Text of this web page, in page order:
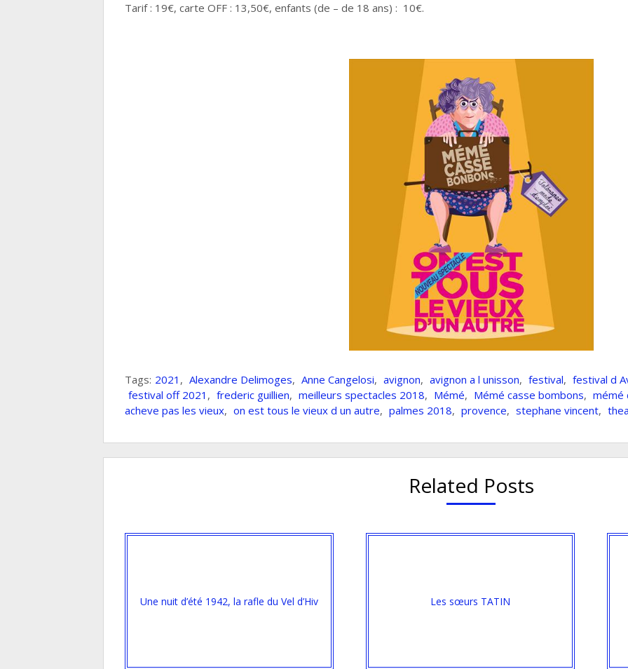
Tarif : 19€, carte OFF : 13,50€, enfants (de – de 18 ans) : 10€.
Tags: 2021 , Alexandre Delimoges, Anne Cangelosi, avignon, avignon a l unisson, festival, festival d
festival off 2021 , frederic guillien, meilleurs spectacles 2018, Mémé, Mémé casse bombons, mémé
acheve pas les vieux, on est tous le vieux d un autre, palmes 2018, provence, stephane vincent,
Related Posts
Une nuit d’été 1942, la rafle du Vel d’Hiv Les sœurs TATIN